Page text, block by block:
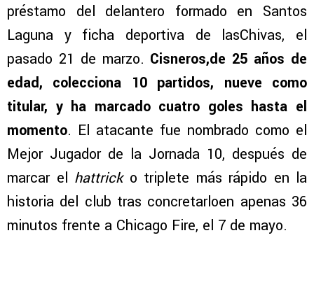
préstamo del delantero formado en Santos
Laguna y ficha deportiva de lasChivas, el
pasado 21 de marzo. Cisneros,de 25 años de
edad, colecciona 10 partidos, nueve como
titular, y ha marcado cuatro goles hasta el
momento. El atacante fue nombrado como el
Mejor Jugador de la Jornada 10, después de
marcar el hattricko triplete más rápido en la
historia del club tras concretarloen apenas 36
minutos frente a Chicago Fire, el 7 de mayo.